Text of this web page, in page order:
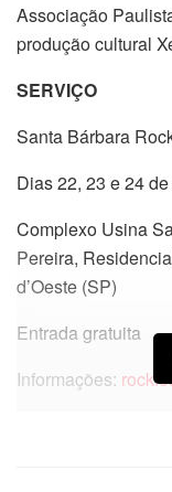
Associação
produção cultural
SERVIÇO
Santa Bárbara
Dias 22, 23 e 24
Complexo Usina
Pereira,
d’Oeste (SP)
Entrada gratuita
Informações: